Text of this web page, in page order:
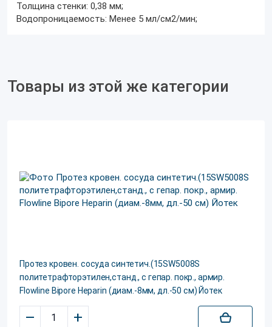
Толщина стенки: 0,38 мм;
Водопроницаемость: Менее 5 мл/см2/мин;
Товары из этой же категории
Протез кровен. сосуда синтетич.(15SW5008S
политетрафторэтилен,станд., с гепар. покр., армир.
Flowline Bipore Heparin (диам.-8мм, дл.-50 см) Йотек
– +